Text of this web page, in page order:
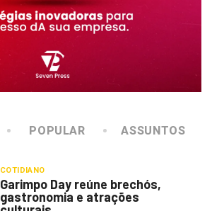
POPULAR ASSUNTOS
COTIDIANO
Garimpo Day reúne brechós,
gastronomia e atrações